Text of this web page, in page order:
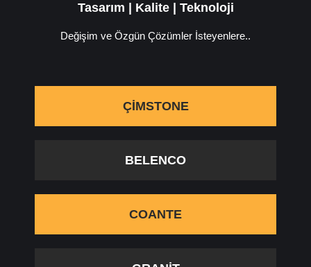
Tasarım | Kalite | Teknoloji
Değişim ve Özgün Çözümler İsteyenlere..
ÇIMSTONE
BELENCO
COANTE